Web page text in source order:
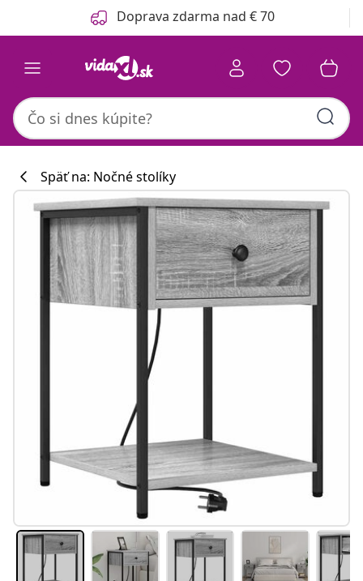
Predchádzajúce Doprava zdarma nad € 70
Späť na: Nočné stolíky